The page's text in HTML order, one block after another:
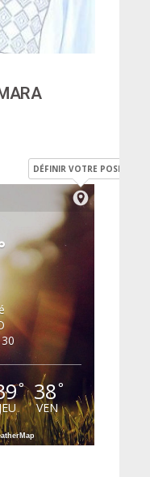
DÉFINIR VOTRE POSITION
° 38°
VEN